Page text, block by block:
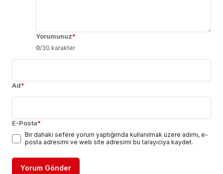
Yorumunuz*
0/30 karakter
Ad*
E-Posta*
Bir dahaki sefere yorum yaptığımda kullanılmak üzere adımı, e-
posta adresimi ve web site adresimi bu tarayıcıya kaydet.
Yorum Gönder